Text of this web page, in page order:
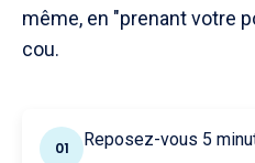
même, en "prenant votre
cou.
01 Reposez-vous 5